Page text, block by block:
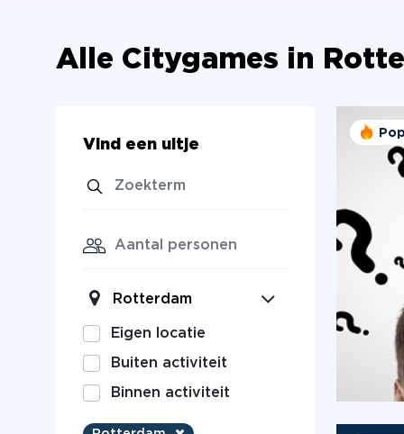
Alle Citygames in
Vind een uitje
Rotterdam
Eigen locatie
Buiten activiteit
Binnen activiteit